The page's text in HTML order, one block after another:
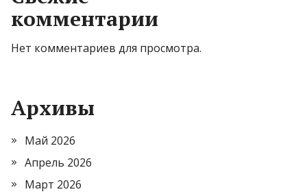
комментарии
Нет комментариев для просмотра.
Архивы
Май 2026
Апрель 2026
Март 2026